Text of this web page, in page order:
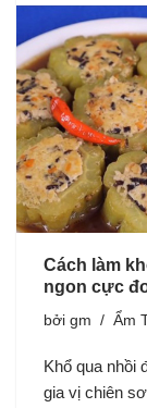
Cách làm
ngon cực
bởi gm Ẩm
Khổ qua nhồi
gia vị chiên